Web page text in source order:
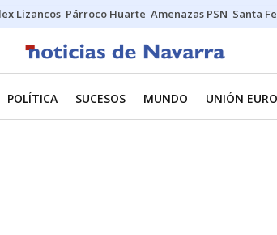
Lizancos Párroco Huarte Amenazas PSN Santa Fe
POLÍTICA SUCESOS MUNDO UNIÓN